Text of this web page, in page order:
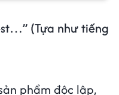
(Tựa như tiếng
phẩm độc lập,